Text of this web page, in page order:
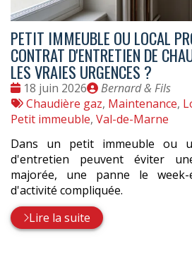
PETIT IMMEUBLE OU LOCAL
CONTRAT D'ENTRETIEN DE
LES VRAIES URGENCES ?
Date
:
18 juin 2026
Publié
par
Bernard & Fils
Tags
:
Chaudière gaz, Maintenance,
Petit immeuble, Val-de-Marne
Dans un petit immeuble ou
d'entretien peuvent éviter
majorée, une panne le
d'activité compliquée.
Lire la suite